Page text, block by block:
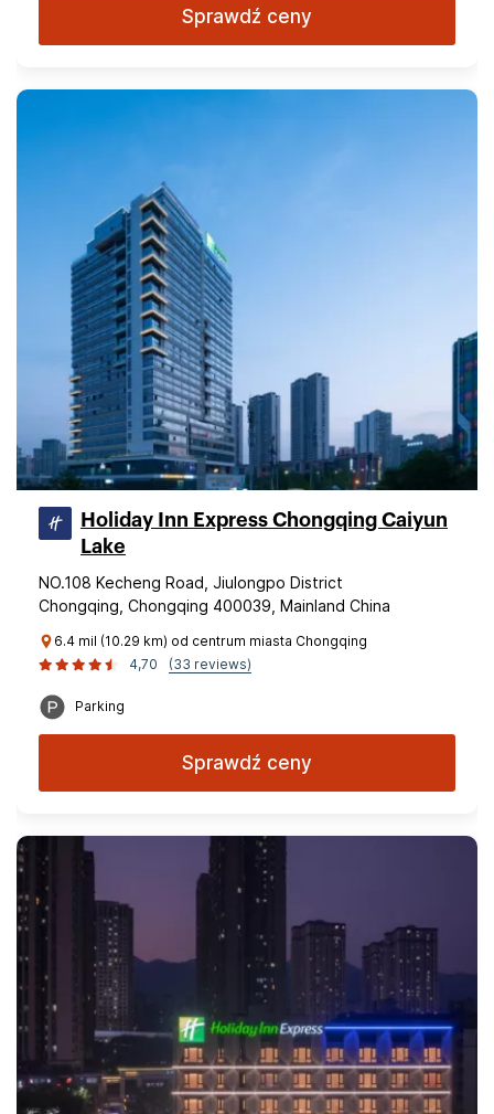
Sprawdź ceny
Holiday Inn Express Chongqing Caiyun
Lake
NO.108 Kecheng Road, Jiulongpo District
Chongqing, Chongqing 400039, Mainland China
6.4 mil (10.29 km) od centrum miasta Chongqing
4,70
(33 reviews)
Parking
Sprawdź ceny